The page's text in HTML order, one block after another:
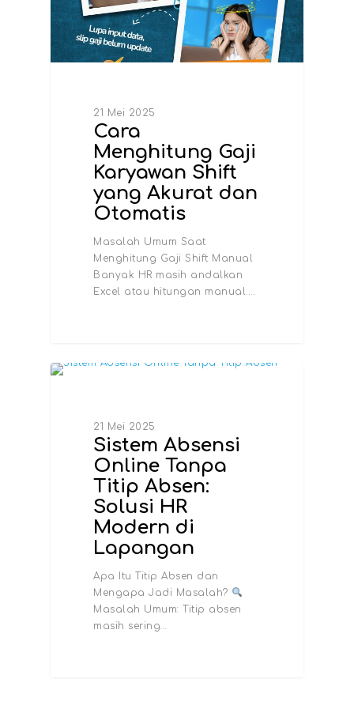
21 Mei 2025
Cara
Menghitung Gaji
Karyawan Shift
yang Akurat dan
Otomatis
Masalah Umum Saat
Menghitung Gaji Shift Manual
Banyak HR masih andalkan
Excel atau hitungan manual.…
21 Mei 2025
Sistem Absensi
Online Tanpa
Titip Absen:
Solusi HR
Modern di
Lapangan
Apa Itu Titip Absen dan
Mengapa Jadi Masalah?
Masalah Umum: Titip absen
masih sering…